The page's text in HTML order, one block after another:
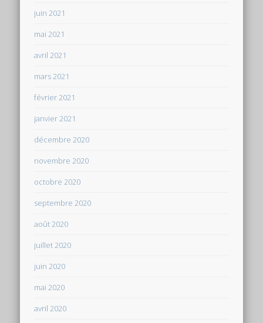
juin 2021
mai 2021
avril 2021
mars 2021
février 2021
janvier 2021
décembre 2020
novembre 2020
octobre 2020
septembre 2020
août 2020
juillet 2020
juin 2020
mai 2020
avril 2020